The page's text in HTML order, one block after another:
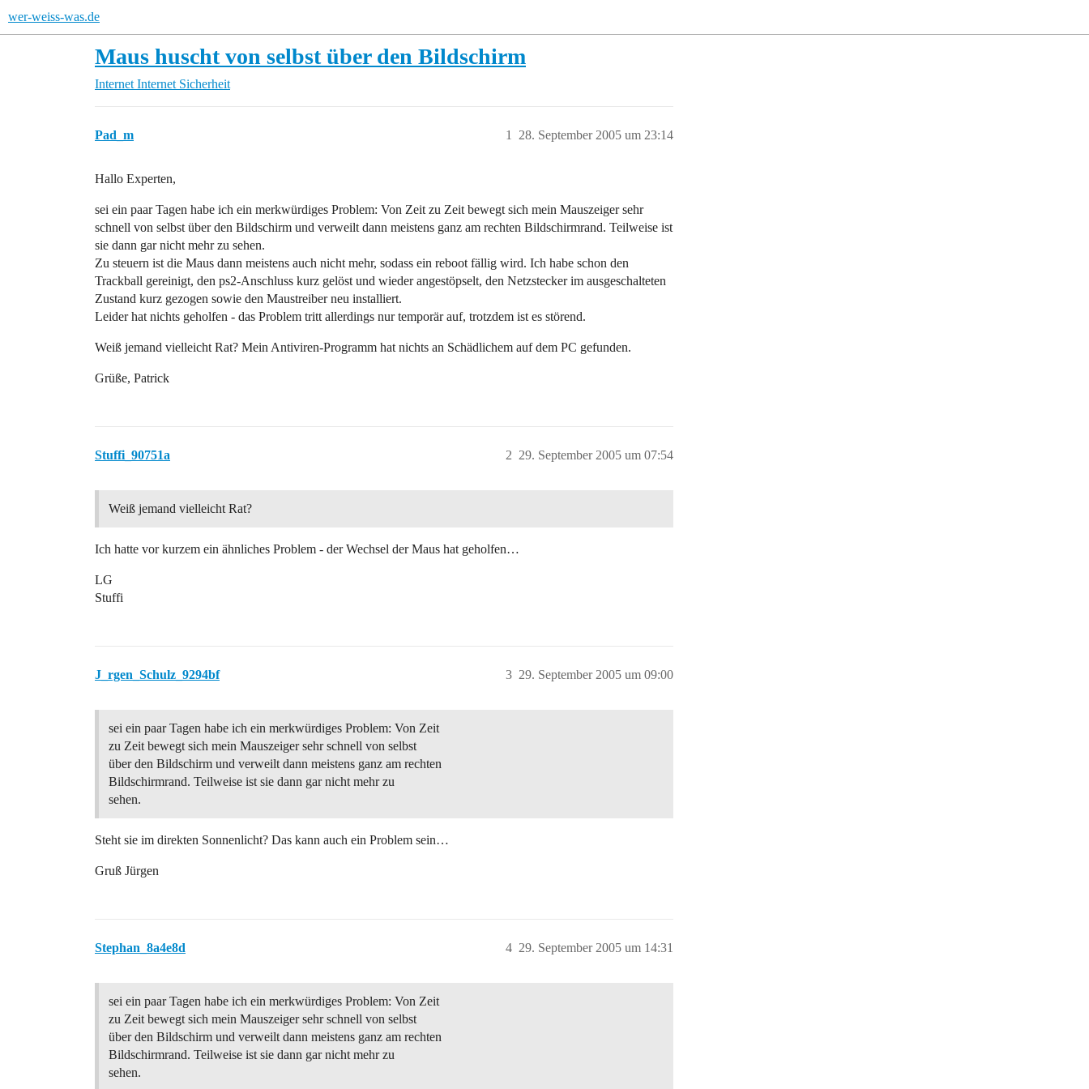
wer-weiss-was.de
Maus huscht von selbst über den Bildschirm
Internet Internet Sicherheit
Pad_m 28. September 2005 um 23:14
1
Hallo Experten,
sei ein paar Tagen habe ich ein merkwürdiges Problem: Von Zeit zu Zeit bewegt sich mein Mauszeiger sehr
schnell von selbst über den Bildschirm und verweilt dann meistens ganz am rechten Bildschirmrand. Teilweise ist
sie dann gar nicht mehr zu sehen.
Zu steuern ist die Maus dann meistens auch nicht mehr, sodass ein reboot fällig wird. Ich habe schon den
Trackball gereinigt, den ps2-Anschluss kurz gelöst und wieder angestöpselt, den Netzstecker im ausgeschalteten
Zustand kurz gezogen sowie den Maustreiber neu installiert.
Leider hat nichts geholfen - das Problem tritt allerdings nur temporär auf, trotzdem ist es störend.
Weiß jemand vielleicht Rat? Mein Antiviren-Programm hat nichts an Schädlichem auf dem PC gefunden.
Grüße, Patrick
Stuffi_90751a 29. September 2005 um 07:54
2
Weiß jemand vielleicht Rat?
Ich hatte vor kurzem ein ähnliches Problem - der Wechsel der Maus hat geholfen…
LG
Stuffi
J_rgen_Schulz_9294bf 29. September 2005 um 09:00
3
sei ein paar Tagen habe ich ein merkwürdiges Problem: Von Zeit
zu Zeit bewegt sich mein Mauszeiger sehr schnell von selbst
über den Bildschirm und verweilt dann meistens ganz am rechten
Bildschirmrand. Teilweise ist sie dann gar nicht mehr zu
sehen.
Steht sie im direkten Sonnenlicht? Das kann auch ein Problem sein…
Gruß Jürgen
Stephan_8a4e8d 29. September 2005 um 14:31
4
sei ein paar Tagen habe ich ein merkwürdiges Problem: Von Zeit
zu Zeit bewegt sich mein Mauszeiger sehr schnell von selbst
über den Bildschirm und verweilt dann meistens ganz am rechten
Bildschirmrand. Teilweise ist sie dann gar nicht mehr zu
sehen.